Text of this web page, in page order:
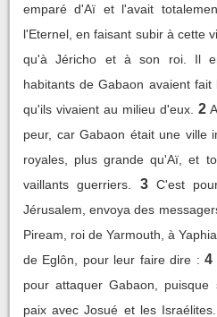
emparé d'Aï et l'avait
l'Eternel, en faisant subir à cette
qu'à Jéricho et à son roi. Il
habitants de Gabaon avaient
qu'ils vivaient au milieu d'eux. 2
peur, car Gabaon était une ville
royales, plus grande qu'Aï, et
vaillants guerriers.
3 C'est
Jérusalem, envoya des
Piream, roi de Yarmouth, à
de Eglôn, pour leur faire dire : 4
pour attaquer Gabaon,
paix avec Josué et les Israélites.